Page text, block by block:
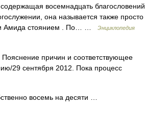
восемнадцать благословений
она называется также просто
и Амида стоянием . По… …
Энциклопедия
причин и соответствующее
29 сентября 2012. Пока процесс
восемь на десяти …